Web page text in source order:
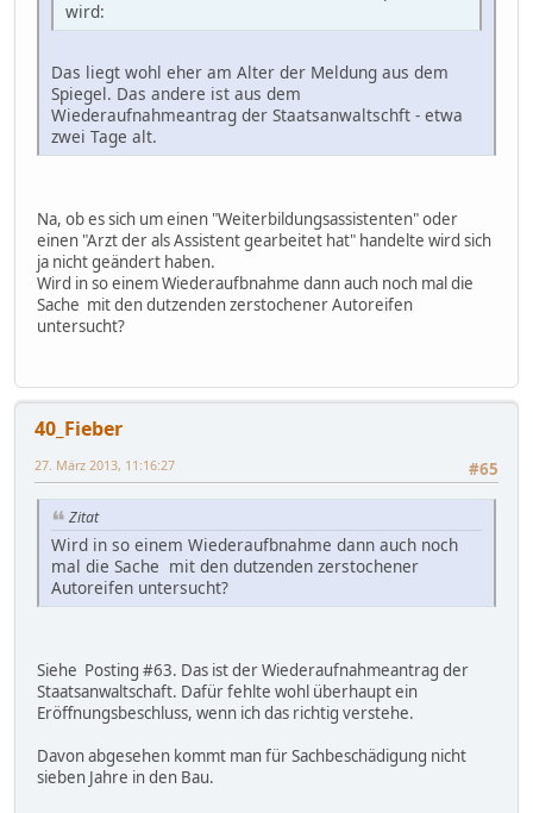
wird:
Das liegt wohl eher am Alter der Meldung aus dem
Spiegel. Das andere ist aus dem
Wiederaufnahmeantrag der Staatsanwaltschft - etwa
zwei Tage alt.
Na, ob es sich um einen "Weiterbildungsassistenten" oder
einen "Arzt der als Assistent gearbeitet hat" handelte wird sich
ja nicht geändert haben.
Wird in so einem Wiederaufbnahme dann auch noch mal die
Sache mit den dutzenden zerstochener Autoreifen
untersucht?
40_Fieber
#65
27. März 2013, 11:16:27
Zitat
Wird in so einem Wiederaufbnahme dann auch noch
mal die Sache mit den dutzenden zerstochener
Autoreifen untersucht?
Siehe Posting #63. Das ist der Wiederaufnahmeantrag der
Staatsanwaltschaft. Dafür fehlte wohl überhaupt ein
Eröffnungsbeschluss, wenn ich das richtig verstehe.
Davon abgesehen kommt man für Sachbeschädigung nicht
sieben Jahre in den Bau.